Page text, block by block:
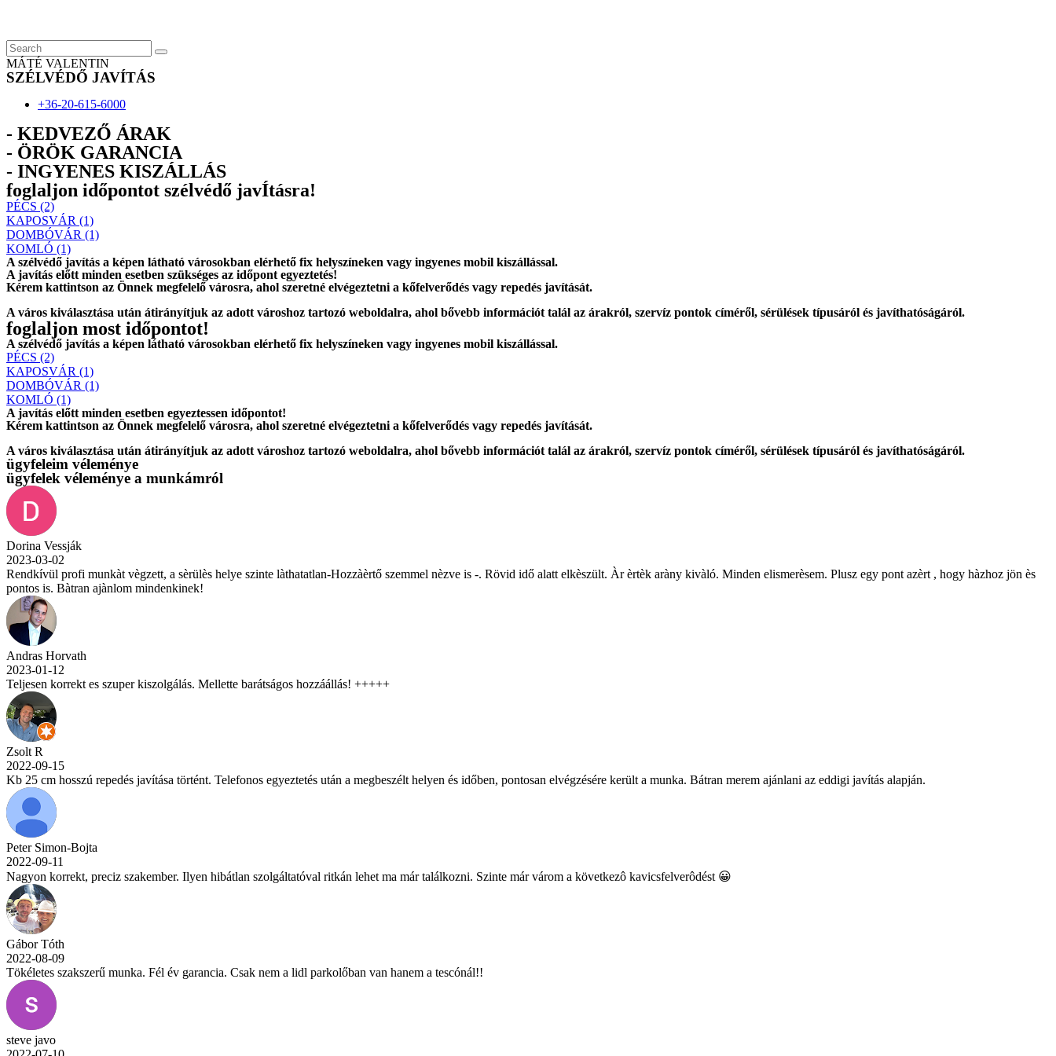
content
MÁTÉ VALENTIN
SZÉLVÉDŐ JAVÍTÁS
+36-20-615-6000
- KEDVEZŐ ÁRAK
- ÖRÖK GARANCIA
- INGYENES KISZÁLLÁS
foglaljon időpontot szélvédő javÍtásra!
PÉCS (2)
KAPOSVÁR (1)
DOMBÓVÁR (1)
KOMLÓ (1)
A szélvédő javítás a képen látható városokban elérhető fix helyszíneken vagy ingyenes mobil kiszállással.
A javítás előtt minden esetben szükséges az időpont egyeztetés!
Kérem kattintson az Önnek megfelelő városra, ahol szeretné elvégeztetni a kőfelverődés vagy repedés javítását.
A város kiválasztása után átirányítjuk az adott városhoz tartozó weboldalra, ahol bővebb információt talál az árakról, szervíz pontok címéről, sérülések típusáról és javíthatóságáról.
foglaljon most időpontot!
A szélvédő javítás a képen látható városokban elérhető fix helyszíneken vagy ingyenes mobil kiszállással.
PÉCS (2)
KAPOSVÁR (1)
DOMBÓVÁR (1)
KOMLÓ (1)
A javítás előtt minden esetben egyeztessen időpontot!
Kérem kattintson az Önnek megfelelő városra, ahol szeretné elvégeztetni a kőfelverődés vagy repedés javítását.
A város kiválasztása után átirányítjuk az adott városhoz tartozó weboldalra, ahol bővebb információt talál az árakról, szervíz pontok címéről, sérülések típusáról és javíthatóságáról.
ügyfeleim véleménye
ügyfelek véleménye a munkámról
Dorina Vessják
2023-03-02
Rendkívül profi munkàt vègzett, a sèrülès helye szinte làthatatlan-Hozzàèrtő szemmel nèzve is -. Rövid idő alatt elkèszült. Àr èrtèk aràny kivàló. Minden elismerèsem. Plusz egy pont azèrt , hogy hàzhoz jön ès
pontos is. Bàtran ajànlom mindenkinek!
Andras Horvath
2023-01-12
Teljesen korrekt es szuper kiszolgálás. Mellette barátságos hozzáállás! +++++
Zsolt R
2022-09-15
Kb 25 cm hosszú repedés javítása történt. Telefonos egyeztetés után a megbeszélt helyen és időben, pontosan elvégzésére került a munka. Bátran merem ajánlani az eddigi javítás alapján.
Peter Simon-Bojta
2022-09-11
Nagyon korrekt, preciz szakember. Ilyen hibátlan szolgáltatóval ritkán lehet ma már találkozni. Szinte már várom a következô kavicsfelverôdést 😀
Gábor Tóth
2022-08-09
Tökéletes szakszerű munka. Fél év garancia. Csak nem a lidl parkolőban van hanem a tescónál!!
steve javo